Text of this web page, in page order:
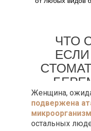
ЧТО
Женщина,
подвержена
остальных